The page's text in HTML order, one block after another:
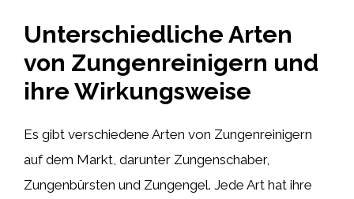
Unterschiedliche Arten
von Zungenreinigern und
ihre Wirkungsweise
Es gibt verschiedene Arten von Zungenreinigern
auf dem Markt, darunter Zungenschaber,
Zungenbürsten und Zungengel. Jede Art hat ihre